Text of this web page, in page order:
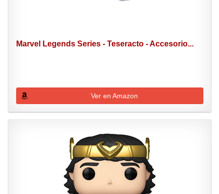
Marvel Legends Series - Teseracto - Accesorio...
Ver en Amazon